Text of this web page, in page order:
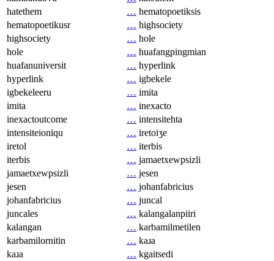
hatethem
… hematopoetiksis
hematopoetikusr
… highsociety
highsociety
… hole
hole
… huafangpingmian
huafanuniversit
… hyperlink
hyperlink
… igbekele
igbekeleeru
… imita
imita
… inexacto
inexactoutcome
… intensitehta
intensiteioniqu
… iretoiʒe
iretol
… iterbis
iterbis
… jamaetxewpsizli
jamaetxewpsizli
… jesen
jesen
… johanfabricius
johanfabricius
… juncal
juncales
… kalangalanpiiri
kalangan
… karbamilmetilen
karbamilornitin
… kaɹa
kaɹa
… kgaitsedi